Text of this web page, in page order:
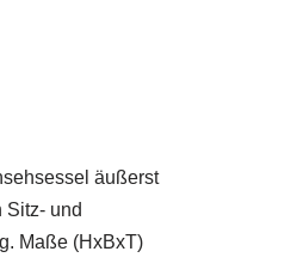
äußerst
Sitz- und
Maße (HxBxT)